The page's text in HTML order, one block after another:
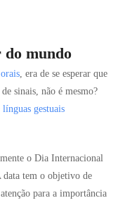
do mundo
, era de se esperar que
sinais, não é mesmo?
gestuais
o Dia Internacional
data tem o objetivo de
para a importância